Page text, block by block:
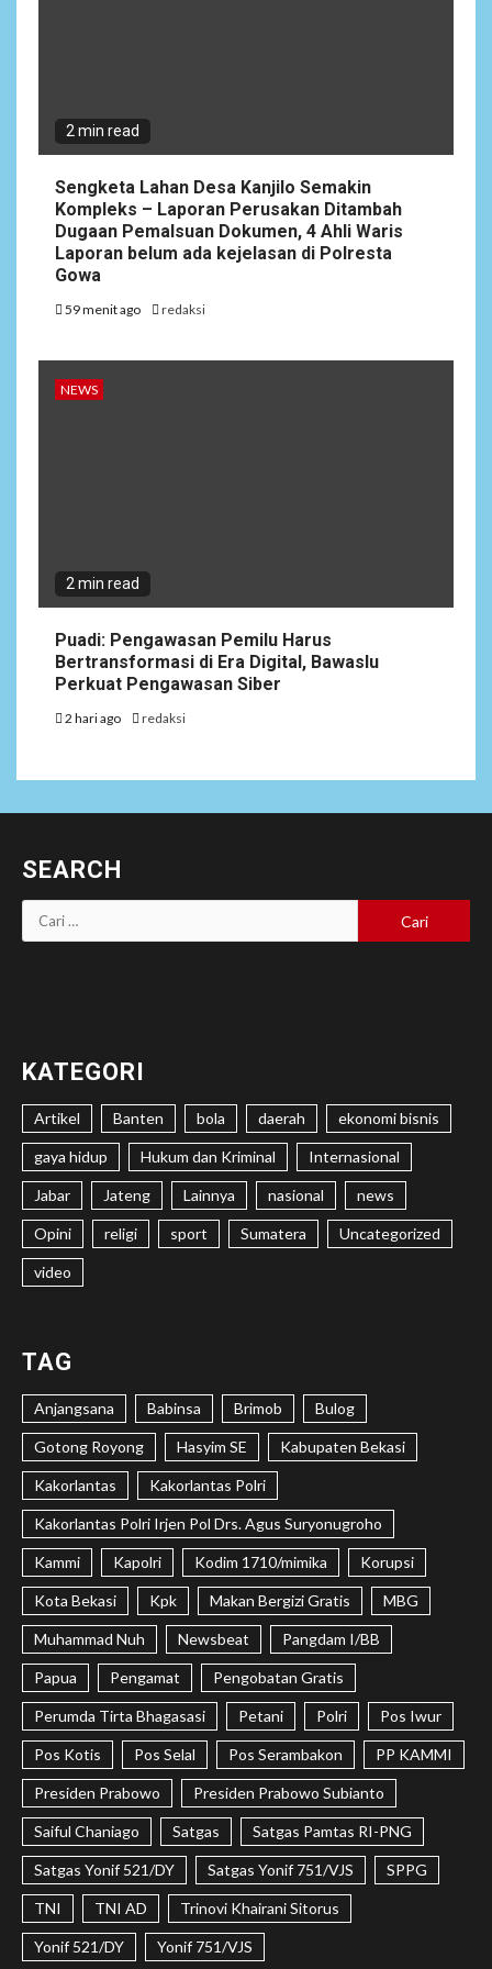
2 min read
Sengketa Lahan Desa Kanjilo Semakin
Kompleks – Laporan Perusakan Ditambah
Dugaan Pemalsuan Dokumen, 4 Ahli Waris
Laporan belum ada kejelasan di Polresta
Gowa
59 menit ago redaksi
NEWS
2 min read
Puadi: Pengawasan Pemilu Harus
Bertransformasi di Era Digital, Bawaslu
Perkuat Pengawasan Siber
2 hari ago redaksi
SEARCH
Cari
untuk:
KATEGORI
Artikel Banten bola daerah ekonomi bisnis
gaya hidup Hukum dan Kriminal Internasional
Jabar Jateng Lainnya nasional news
Opini religi sport Sumatera Uncategorized
video
TAG
Anjangsana Babinsa Brimob Bulog
Gotong Royong Hasyim SE Kabupaten Bekasi
Kakorlantas Kakorlantas Polri
Kakorlantas Polri Irjen Pol Drs. Agus Suryonugroho
Kammi Kapolri Kodim 1710/mimika Korupsi
Kota Bekasi Kpk Makan Bergizi Gratis MBG
Muhammad Nuh Newsbeat Pangdam I/BB
Papua Pengamat Pengobatan Gratis
Perumda Tirta Bhagasasi Petani Polri Pos Iwur
Pos Kotis Pos Selal Pos Serambakon PP KAMMI
Presiden Prabowo Presiden Prabowo Subianto
Saiful Chaniago Satgas Satgas Pamtas RI-PNG
Satgas Yonif 521/DY Satgas Yonif 751/VJS SPPG
TNI TNI AD Trinovi Khairani Sitorus
Yonif 521/DY Yonif 751/VJS